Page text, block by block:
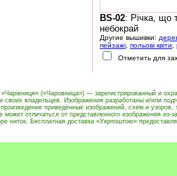
BS-02: Річка, що
небокрай
Другие вышивки:
пейзажі польові квіти
Отметить для
(«Чаровница») — зарегистрированный и
владельцев. Изображения разработаны и/или
приведённых изображений, схем и узоров,
отличаться от представленного изображения из-
ниток. Бесплатная доставка «Укрпоштою»